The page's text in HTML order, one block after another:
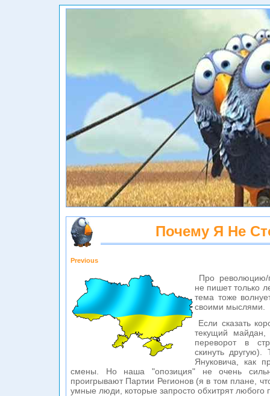
Почему Я Не
Previous
Про революцию/
не пишет только
тема тоже
своими мыслями.
Если сказать
текущий
переворот в
скинуть
Януковича, как
смены. Но наша "опозиция" не очень
проигрывают Партии Регионов (я в том плане,
умные люди, которые запросто обхитрят любого